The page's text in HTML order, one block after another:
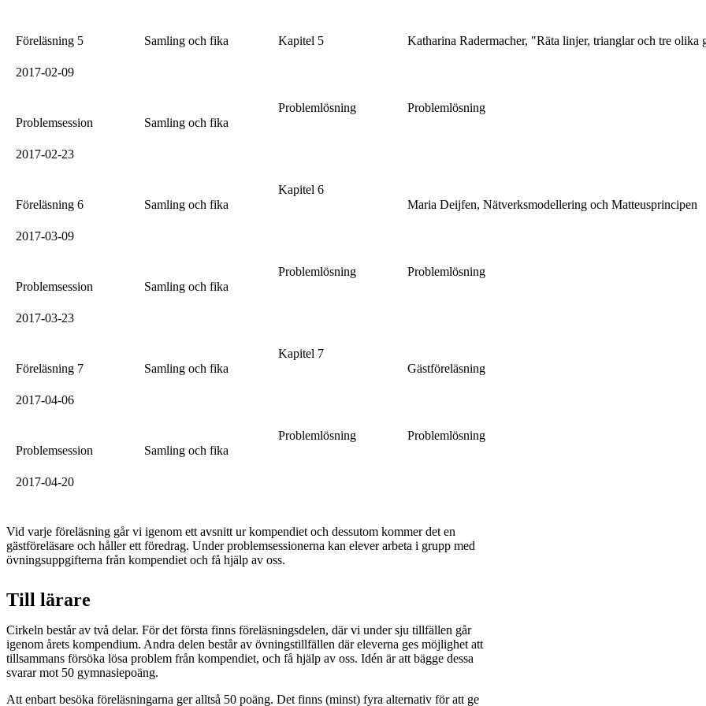
Föreläsning 5
2017-02-09
Samling och fika Kapitel 5 Katharina Radermacher, "Räta linjer, trianglar och tre olika
Problemsession
2017-02-23
Samling och fika
Problemlösning Problemlösning
Föreläsning 6
2017-03-09
Samling och fika
Kapitel 6
Maria Deijfen, Nätverksmodellering och Matteusprincipen
Problemsession
2017-03-23
Samling och fika
Problemlösning Problemlösning
Föreläsning 7
2017-04-06
Samling och fika
Kapitel 7
Gästföreläsning
Problemsession
2017-04-20
Samling och fika
Problemlösning Problemlösning
Vid varje föreläsning går vi igenom ett avsnitt ur kompendiet och dessutom kommer det en
gästföreläsare och håller ett föredrag. Under problemsessionerna kan elever arbeta i grupp med
övningsuppgifterna från kompendiet och få hjälp av oss.
Till lärare
Cirkeln består av två delar. För det första finns föreläsningsdelen, där vi under sju tillfällen går
igenom årets kompendium. Andra delen består av övningstillfällen där eleverna ges möjlighet att
tillsammans försöka lösa problem från kompendiet, och få hjälp av oss. Idén är att bägge dessa
svarar mot 50 gymnasiepoäng.
Att enbart besöka föreläsningarna ger alltså 50 poäng. Det finns (minst) fyra alternativ för att ge